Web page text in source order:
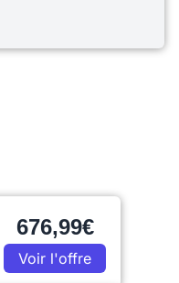
676,99€
Voir l'offre